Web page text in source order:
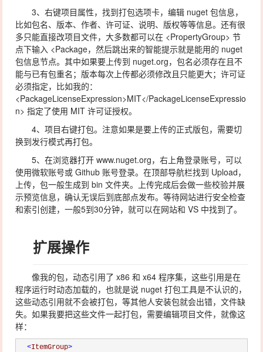
3、右键项目属性，找到打包选项卡，编辑 nuget 包信息，
比如包名、版本、作者、许可证、说明、版权等等信息。还有很
多只能直接改项目文件，大多数都可以在 <PropertyGroup> 节
点下输入 <Package，然后跳出来的智能提示就是能用的 nuget
包信息节点。其中如果要上传到 nuget.org，包名必须存在且不
能与已有包重名；版本每次上传都必须修改且只能更大；许可证
必须指定，比如我的：
<PackageLicenseExpression>MIT</PackageLicenseExpressio
n> 指定了使用 MIT 许可证授权。
4、项目右键打包。注意如果是要上传的正式版包，需要切
换到发行模式再打包。
5、在浏览器打开 www.nuget.org，右上角登录账号，可以
使用微软账号或 Github 账号登录。在顶部导航栏找到 Upload，
上传，包一般生成到 bin 文件夹。上传完成后会做一些校验并展
示预览信息，确认无误后到底部点发布。等待网站进行安全检查
和索引创建，一般5到30分钟，就可以在网站和 VS 中找到了。
扩展操作
像我的包，动态引用了 x86 和 x64 程序集，这些引用是在
程序运行时动态加载的，也就是说 nuget 打包工具是不认识的，
这些动态引用就不会被打包，等其他人安装包就会出错，文件缺
失。如果我要把这些文件一起打包，需要编辑项目文件，就像这
样：
<ItemGroup>